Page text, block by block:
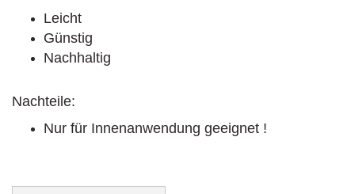
Leicht
Günstig
Nachhaltig
Nachteile:
Nur für Innenanwendung geeignet !